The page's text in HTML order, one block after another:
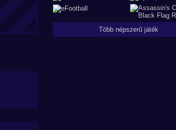
Több népszerű játék